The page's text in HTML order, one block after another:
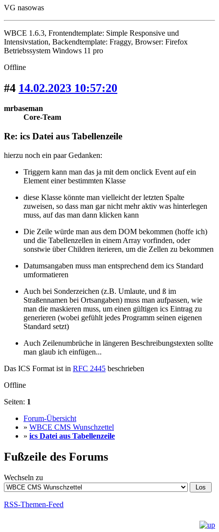
VG nasowas
WBCE 1.6.3, Frontendtemplate: Simple Responsive und
Intensivstation, Backendtemplate: Fraggy, Browser: Firefox
Betriebssystem Windows 11 pro
Offline
#4 14.02.2023 10:57:20
mrbaseman
Core-Team
Re: ics Datei aus Tabellenzeile
hierzu noch ein paar Gedanken:
Triggern kann man das ja mit dem onclick Event auf ein
Element einer bestimmten Klasse
diese Klasse könnte man vielleicht der letzten Spalte
zuweisen, so dass man gar nicht mehr aktiv was hinterlegen
muss, auf das man dann klicken kann
Die Zeile würde man aus dem DOM bekommen (hoffe ich)
und die Tabellenzellen in einem Array vorfinden, oder
sonstwie über Children iterieren, um die Zellen zu bekommen
Datumsangaben muss man entsprechend dem ics Standard
umformatieren
Auch bei Sonderzeichen (z.B. Umlaute, und ß im
Straßennamen bei Ortsangaben) muss man aufpassen, wie
man die maskieren muss, um einen gültigen ics Eintrag zu
generieren (wobei gefühlt jedes Programm seinen eigenen
Standard setzt)
Auch Zeilenumbrüche in längeren Beschreibungstexten sollte
man glaub ich einfügen...
Das ICS Format ist in RFC 2445 beschrieben
Offline
Seiten: 1
Forum-Übersicht
» WBCE CMS Wunschzettel
» ics Datei aus Tabellenzeile
Fußzeile des Forums
Wechseln zu
RSS-Themen-Feed